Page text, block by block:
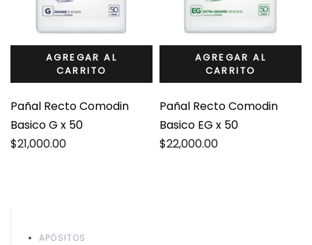
AGREGAR AL
CARRITO
Pañal Recto Comodin
Basico G x 50
$21,000.00
AGREGAR AL
CARRITO
Pañal Recto Comodin
Basico EG x 50
$22,000.00
APÓSITOS